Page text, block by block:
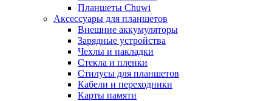
Планшеты Chuwi
Аксессуары для планшетов
Внешние аккумуляторы
Зарядные устройства
Чехлы и накладки
Стекла и пленки
Стилусы для планшетов
Кабели и переходники
Карты памяти